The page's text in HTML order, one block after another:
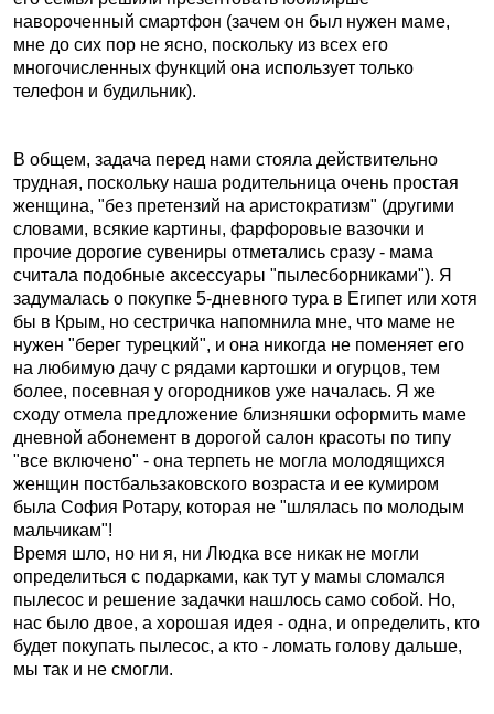
навороченный смартфон (зачем он был нужен маме,
мне до сих пор не ясно, поскольку из всех его
многочисленных функций она использует только
телефон и будильник).
В общем, задача перед нами стояла действительно
трудная, поскольку наша родительница очень простая
женщина, "без претензий на аристократизм" (другими
словами, всякие картины, фарфоровые вазочки и
прочие дорогие сувениры отметались сразу - мама
считала подобные аксессуары "пылесборниками"). Я
задумалась о покупке 5-дневного тура в Египет или хотя
бы в Крым, но сестричка напомнила мне, что маме не
нужен "берег турецкий", и она никогда не поменяет его
на любимую дачу с рядами картошки и огурцов, тем
более, посевная у огородников уже началась. Я же
сходу отмела предложение близняшки оформить маме
дневной абонемент в дорогой салон красоты по типу
"все включено" - она терпеть не могла молодящихся
женщин постбальзаковского возраста и ее кумиром
была София Ротару, которая не "шлялась по молодым
мальчикам"!
Время шло, но ни я, ни Людка все никак не могли
определиться с подарками, как тут у мамы сломался
пылесос и решение задачки нашлось само собой. Но,
нас было двое, а хорошая идея - одна, и определить, кто
будет покупать пылесос, а кто - ломать голову дальше,
мы так и не смогли.